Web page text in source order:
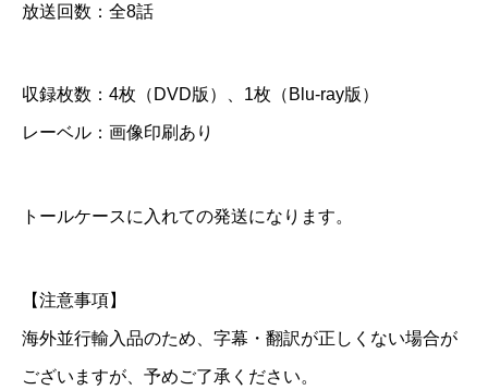
u
a
放送回数：全8話
収録枚数：4枚（DVD版）、1枚（Blu-ray版）
レーベル：画像印刷あり
トールケースに入れての発送になります。
【注意事項】
海外並行輸入品のため、字幕・翻訳が正しくない場合が
ございますが、予めご了承ください。